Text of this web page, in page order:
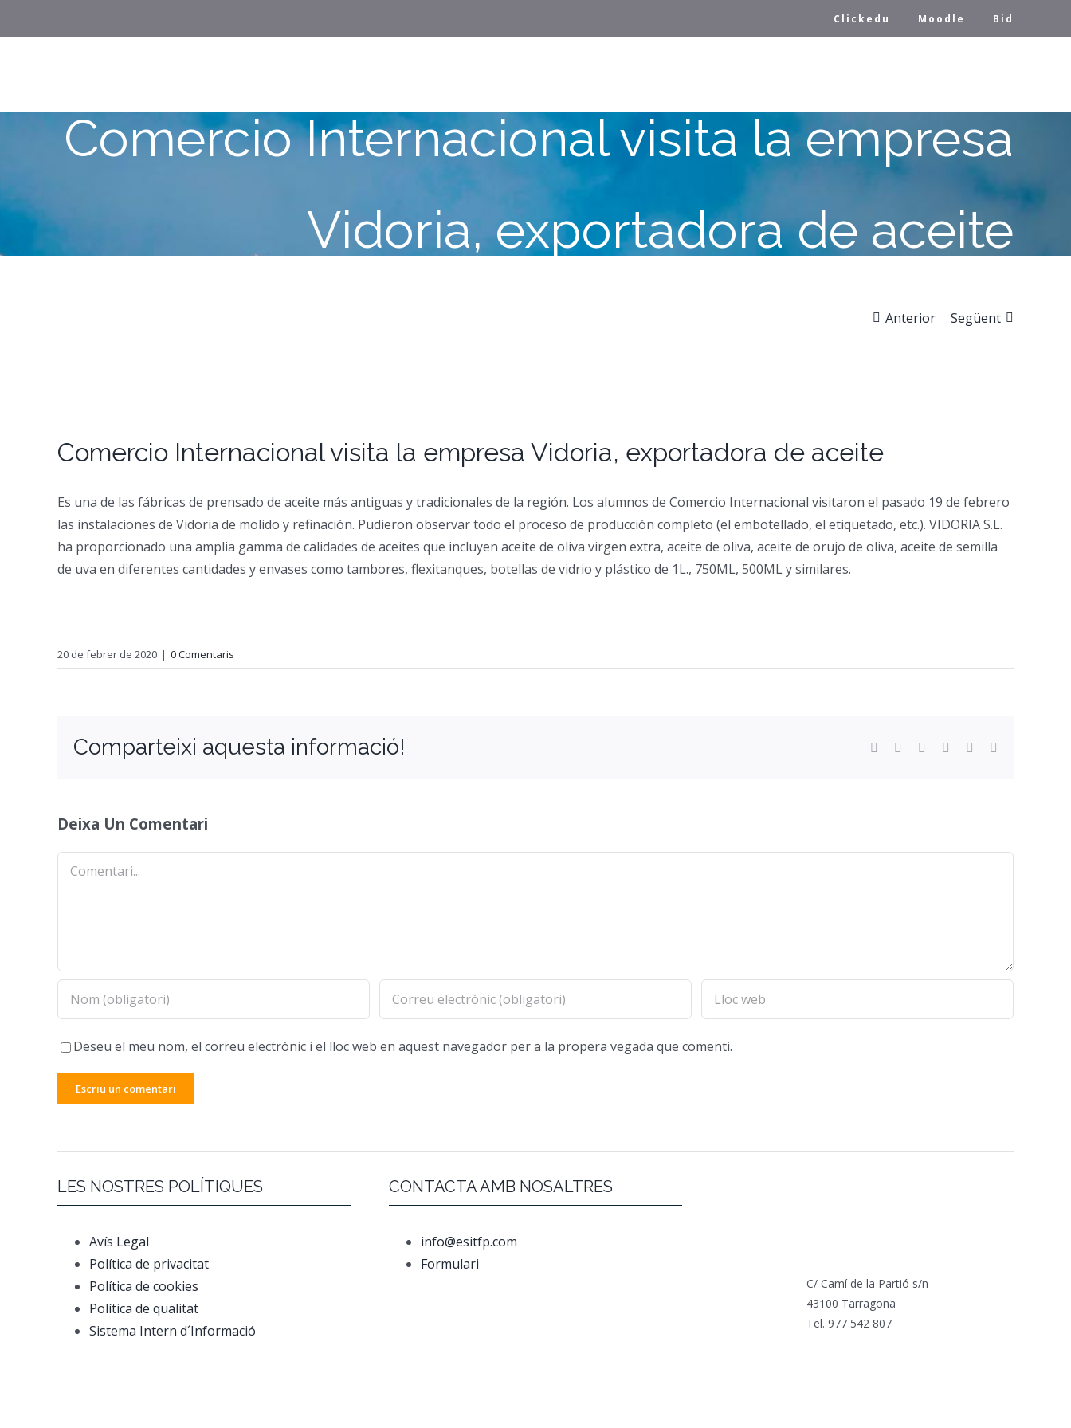
Clickedu Moodle Bid
Comercio Internacional visita la empresa
Vidoria, exportadora de aceite
Anterior Següent
Larger
Image
Comercio Internacional visita la empresa Vidoria, exportadora de aceite
Es una de las fábricas de prensado de aceite más antiguas y tradicionales de la región. Los alumnos de Comercio Internacional visitaron el pasado 19 de febrero
las instalaciones de Vidoria de molido y refinación. Pudieron observar todo el proceso de producción completo (el embotellado, el etiquetado, etc.). VIDORIA S.L.
ha proporcionado una amplia gamma de calidades de aceites que incluyen aceite de oliva virgen extra, aceite de oliva, aceite de orujo de oliva, aceite de semilla
de uva en diferentes cantidades y envases como tambores, flexitanques, botellas de vidrio y plástico de 1L., 750ML, 500ML y similares.
20 de febrer de 2020 | 0 Comentaris
Comparteixi aquesta informació! Facebook
TwitterReddit LinkedInWhatsApp
Deixa Un Comentari
Comentari
Deseu el meu nom, el correu electrònic i el lloc web en aquest navegador per a la propera vegada que comenti.
LES NOSTRES POLÍTIQUES
Avís Legal
Política de privacitat
Política de cookies
Política de qualitat
Sistema Intern d´Informació
CONTACTA AMB NOSALTRES
info@esitfp.com
Formulari
C/ Camí de la Partió s/n
43100 Tarragona
Tel. 977 542 807